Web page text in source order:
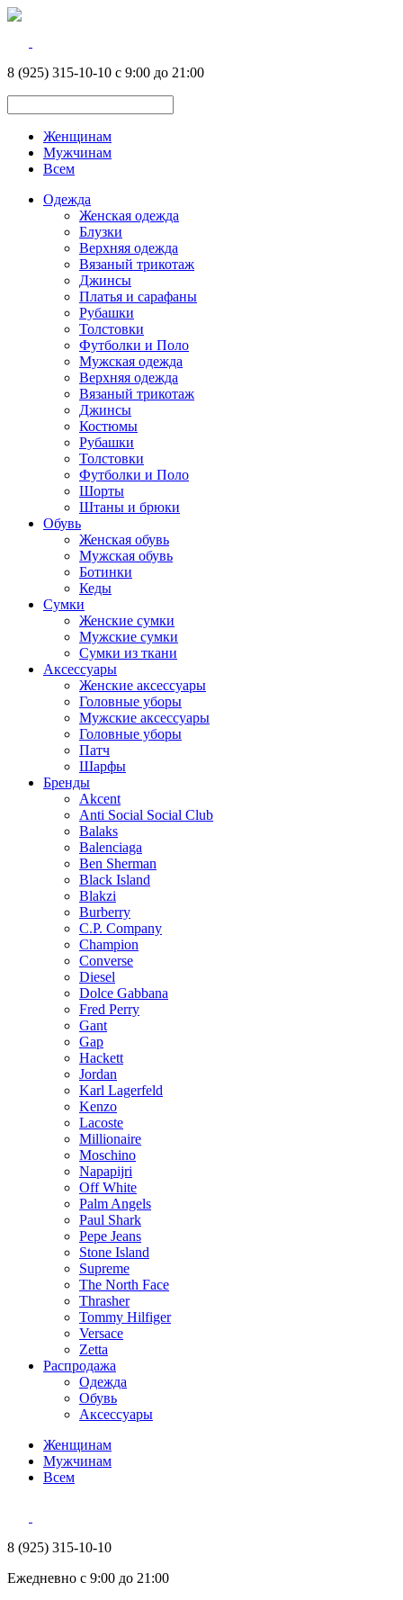
8 (925) 315-10-10 с 9:00 до 21:00
Женщинам
Мужчинам
Всем
Одежда
Женская одежда
Блузки
Верхняя одежда
Вязаный трикотаж
Джинсы
Платья и сарафаны
Рубашки
Толстовки
Футболки и Поло
Мужская одежда
Верхняя одежда
Вязаный трикотаж
Джинсы
Костюмы
Рубашки
Толстовки
Футболки и Поло
Шорты
Штаны и брюки
Обувь
Женская обувь
Мужская обувь
Ботинки
Кеды
Сумки
Женские сумки
Мужские сумки
Сумки из ткани
Аксессуары
Женские аксессуары
Головные уборы
Мужские аксессуары
Головные уборы
Патч
Шарфы
Бренды
Akcent
Anti Social Social Club
Balaks
Balenciaga
Ben Sherman
Black Island
Blakzi
Burberry
C.P. Company
Champion
Converse
Diesel
Dolce Gabbana
Fred Perry
Gant
Gap
Hackett
Jordan
Karl Lagerfeld
Kenzo
Lacoste
Millionaire
Moschino
Napapijri
Off White
Palm Angels
Paul Shark
Pepe Jeans
Stone Island
Supreme
The North Face
Thrasher
Tommy Hilfiger
Versace
Zetta
Распродажа
Одежда
Обувь
Аксессуары
Женщинам
Мужчинам
Всем
8 (925) 315-10-10
Ежедневно с 9:00 до 21:00